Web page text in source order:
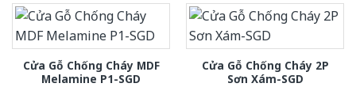
Cửa Gỗ Chống Cháy MDF
Melamine P1-SGD
Cửa Gỗ Chống Cháy 2P
Sơn Xám-SGD